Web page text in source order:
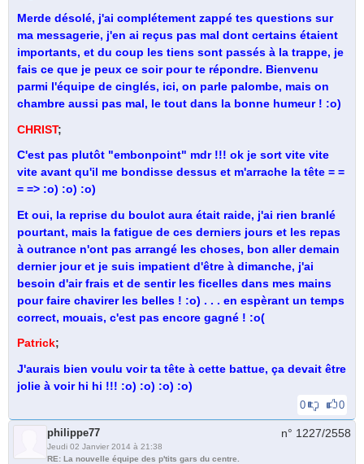
Merde désolé, j'ai complétement zappé tes questions sur
ma messagerie, j'en ai reçus pas mal dont certains étaient
importants, et du coup les tiens sont passés à la trappe, je
fais ce que je peux ce soir pour te répondre. Bienvenu
parmi l'équipe de cinglés, ici, on parle palombe, mais on
chambre aussi pas mal, le tout dans la bonne humeur ! :o)
CHRIST;
C'est pas plutôt "embonpoint" mdr !!! ok je sort vite vite
vite avant qu'il me bondisse dessus et m'arrache la tête = =
= => :o) :o) :o)
Et oui, la reprise du boulot aura était raide, j'ai rien branlé
pourtant, mais la fatigue de ces derniers jours et les repas
à outrance n'ont pas arrangé les choses, bon aller demain
dernier jour et je suis impatient d'être à dimanche, j'ai
besoin d'air frais et de sentir les ficelles dans mes mains
pour faire chavirer les belles ! :o) . . . en espèrant un temps
correct, mouais, c'est pas encore gagné ! :o(
Patrick;
J'aurais bien voulu voir ta tête à cette battue, ça devait être
jolie à voir hi hi !!! :o) :o) :o) :o)
0 0
philippe77
Jeudi 02 Janvier 2014 à 21:38
RE: La nouvelle équipe des p'tits gars du centre.
n° 1227/2558